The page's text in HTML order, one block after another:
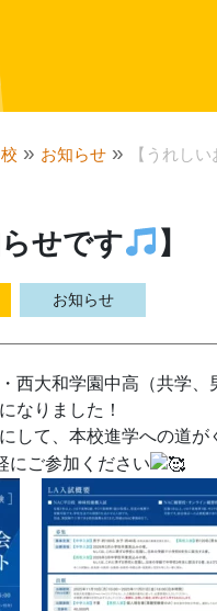
» お知らせ » 【うれし
せです 】
お知らせ
西大和学園中高（共学
なりました！
して、本校進学への道が
にご参加ください